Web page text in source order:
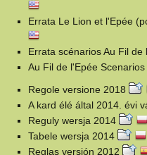
Errata Le Lion et l'Epée
Errata scénarios Au Fil
Au Fil de l'Epée
Regole versione 2018
A kard élé által 2014. évi
Reguly wersja 2014
Tabele wersja 2014
Reglas versión 2012